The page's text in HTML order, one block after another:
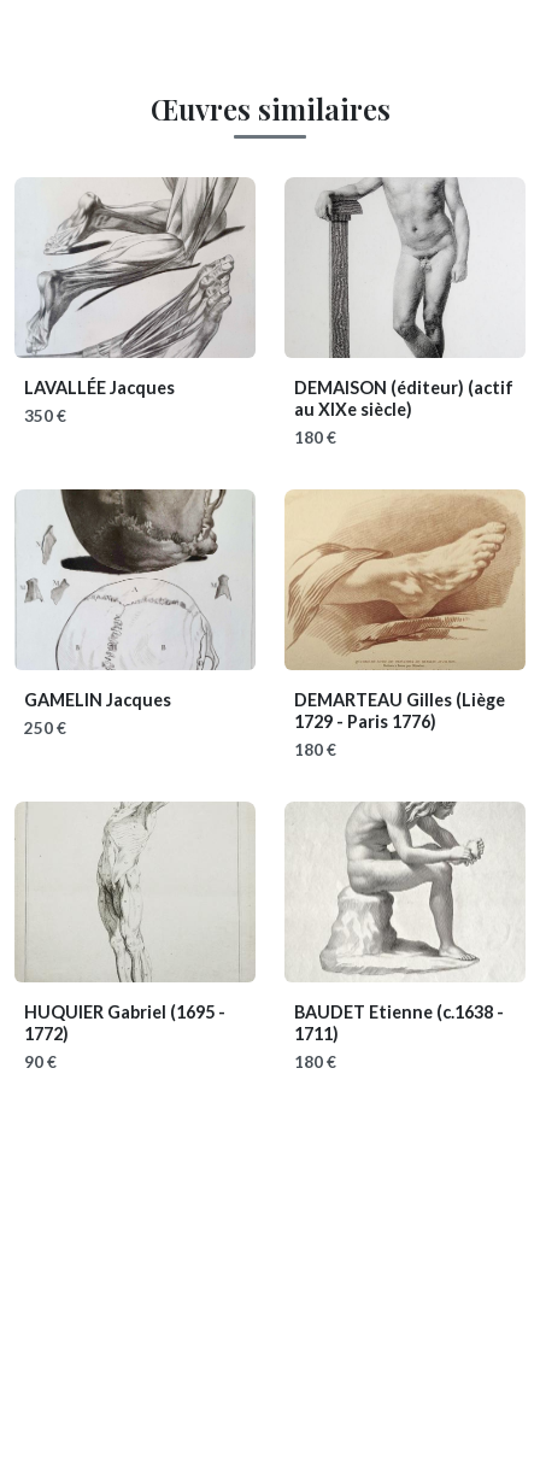
Œuvres similaires
LAVALLÉE Jacques
350 €
DEMAISON (éditeur) (actif
au XIXe siècle)
180 €
GAMELIN Jacques
250 €
DEMARTEAU Gilles (Liège
1729 - Paris 1776)
180 €
HUQUIER Gabriel (1695 -
1772)
90 €
BAUDET Etienne (c.1638 -
1711)
180 €